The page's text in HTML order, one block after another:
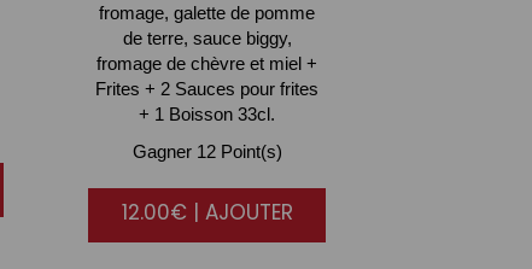
fromage, galette de pomme
de terre, sauce biggy,
fromage de chèvre et miel +
Frites + 2 Sauces pour frites
+ 1 Boisson 33cl.
Gagner 12 Point(s)
12.00€ | AJOUTER